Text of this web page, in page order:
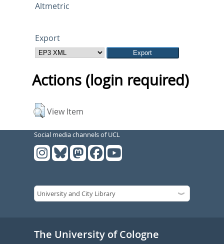
Altmetric
Export
Actions (login required)
View Item
Social media channels of UCL
The University of Cologne